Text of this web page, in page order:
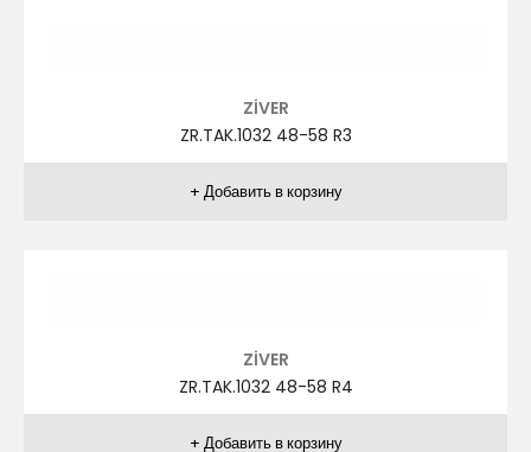
ZİVER
ZR.TAK.1028 48-58 R1
ZİVER
ZR.TAK.1028 48-58 R2